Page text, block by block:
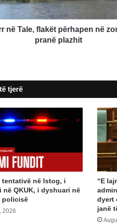
në Tale, flakët përhapen në
pranë plazhit
tjerë
tentativë në Istog, i
në QKUK, i dyshuari në
policisë
2026
“E
dyert
janë